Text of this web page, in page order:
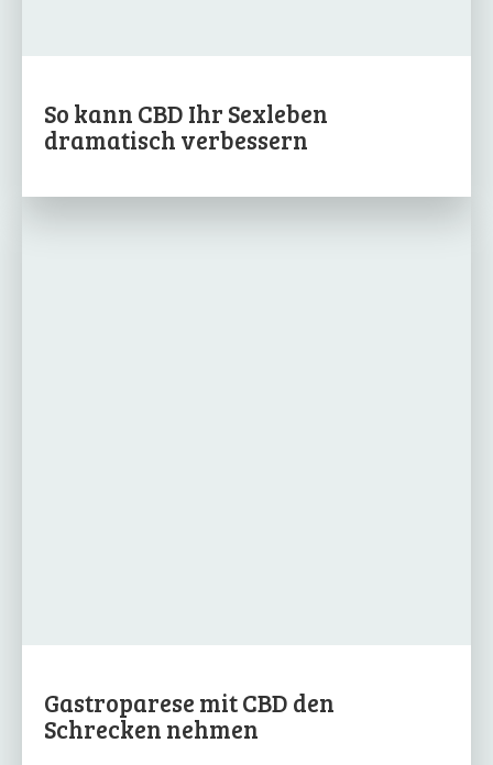
So kann CBD Ihr Sexleben
dramatisch verbessern
Gastroparese mit CBD den
Schrecken nehmen